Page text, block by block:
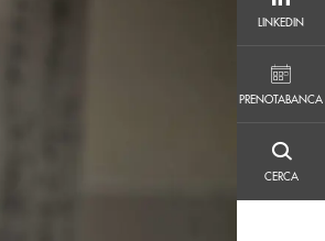
LINKEDIN
PRENOTABANCA
CERCA